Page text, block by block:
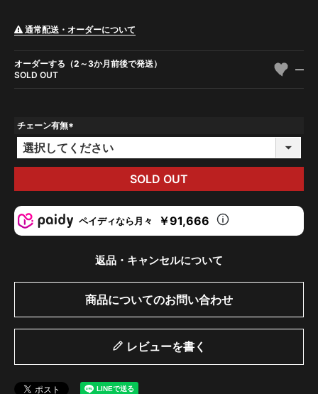
通常配送・オーダーについて
オーダーする（2～3か月前後で発送）
SOLD OUT
—
チェーン有無
(
必
SOLD OUT
ペイディなら月々 ￥91,666
返品・キャンセルについて
商品についてのお問い合わせ
レビューを書く